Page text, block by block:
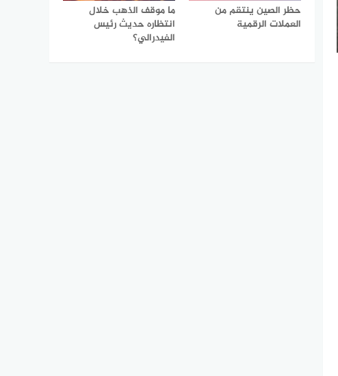
حظر الصين ينتقم من
العملات الرقمية
ما موقف الذهب خلال
انتظاره حديث رئيس
الفيدرالي؟